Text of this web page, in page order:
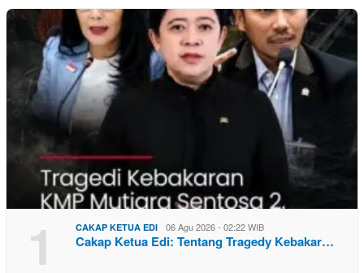
1 CAKAP KETUA EDI 06 Agu 2026 - 02:22 WIB
Cakap Ketua Edi: Tentang Tragedy Kebakar…